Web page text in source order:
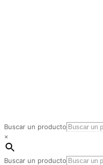
Buscar un producto
×
Buscar un producto